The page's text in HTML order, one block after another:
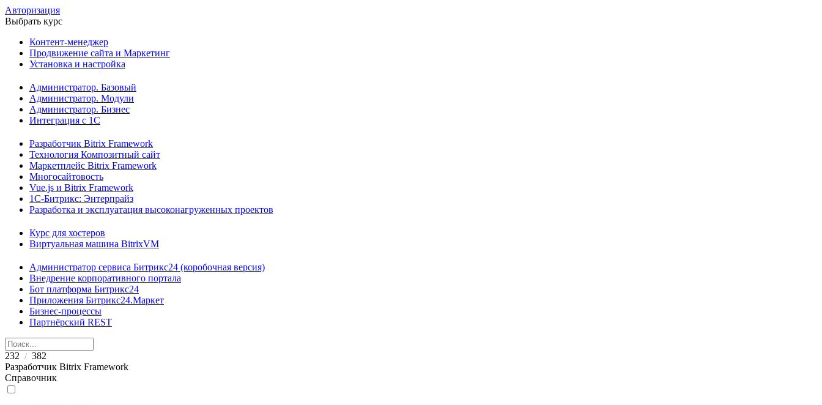
Авторизация
Выбрать курс
Контент-менеджер
Продвижение сайта и Маркетинг
Установка и настройка
Администратор. Базовый
Администратор. Модули
Администратор. Бизнес
Интеграция с 1С
Разработчик Bitrix Framework
Технология Композитный сайт
Маркетплейс Bitrix Framework
Многосайтовость
Vue.js и Bitrix Framework
1С-Битрикс: Энтерпрайз
Разработка и эксплуатация высоконагруженных проектов
Курс для хостеров
Виртуальная машина BitrixVM
Администратор сервиса Битрикс24 (коробочная версия)
Внедрение корпоративного портала
Бот платформа Битрикс24
Приложения Битрикс24.Маркет
Бизнес-процессы
Партнёрский REST
232 / 382
Разработчик Bitrix Framework
Справочник